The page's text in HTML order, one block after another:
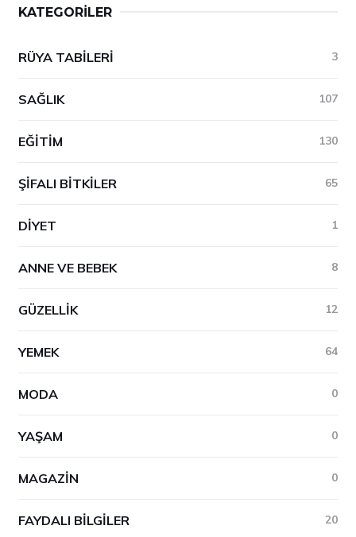
KATEGORILER
RÜYA TABILERI 3
SAĞLIK 107
EĞITIM 130
ŞIFALI BITKILER 65
DIYET 1
ANNE VE BEBEK 8
GÜZELLIK 12
YEMEK 64
MODA 0
YAŞAM 0
MAGAZIN 0
FAYDALI BILGILER 20